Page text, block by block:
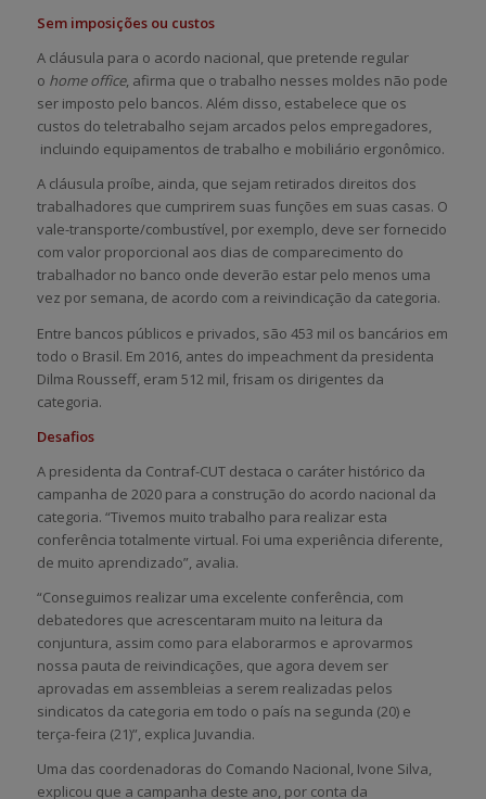
Sem imposições ou custos
A cláusula para o acordo nacional, que pretende regular
o home office, afirma que o trabalho nesses moldes não pode
ser imposto pelo bancos. Além disso, estabelece que os
custos do teletrabalho sejam arcados pelos empregadores,
incluindo equipamentos de trabalho e mobiliário ergonômico.
A cláusula proíbe, ainda, que sejam retirados direitos dos
trabalhadores que cumprirem suas funções em suas casas. O
vale-transporte/combustível, por exemplo, deve ser fornecido
com valor proporcional aos dias de comparecimento do
trabalhador no banco onde deverão estar pelo menos uma
vez por semana, de acordo com a reivindicação da categoria.
Entre bancos públicos e privados, são 453 mil os bancários em
todo o Brasil. Em 2016, antes do impeachment da presidenta
Dilma Rousseff, eram 512 mil, frisam os dirigentes da
categoria.
Desafios
A presidenta da Contraf-CUT destaca o caráter histórico da
campanha de 2020 para a construção do acordo nacional da
categoria. “Tivemos muito trabalho para realizar esta
conferência totalmente virtual. Foi uma experiência diferente,
de muito aprendizado”, avalia.
“Conseguimos realizar uma excelente conferência, com
debatedores que acrescentaram muito na leitura da
conjuntura, assim como para elaborarmos e aprovarmos
nossa pauta de reivindicações, que agora devem ser
aprovadas em assembleias a serem realizadas pelos
sindicatos da categoria em todo o país na segunda (20) e
terça-feira (21)”, explica Juvandia.
Uma das coordenadoras do Comando Nacional, Ivone Silva,
explicou que a campanha deste ano, por conta da